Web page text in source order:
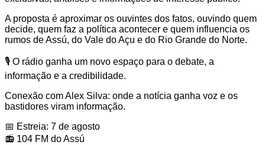
A proposta é aproximar os ouvintes dos fatos, ouvindo quem
decide, quem faz a política acontecer e quem influencia os
rumos de Assú, do Vale do Açu e do Rio Grande do Norte.
🎙️ O rádio ganha um novo espaço para o debate, a
informação e a credibilidade.
Conexão com Alex Silva: onde a notícia ganha voz e os
bastidores viram informação.
📅 Estreia: 7 de agosto
📻 104 FM do Assú